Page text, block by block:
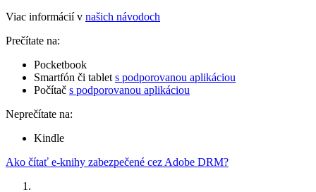
Viac informácií v našich návodoch
Prečítate na:
Pocketbook
Smartfón či tablet s podporovanou aplikáciou
Počítač s podporovanou aplikáciou
Neprečítate na:
Kindle
Ako čítať e-knihy zabezpečené cez Adobe DRM?